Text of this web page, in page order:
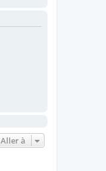
Aller à